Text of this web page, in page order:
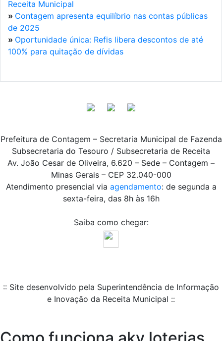
Receita Municipal
» Contagem apresenta equilíbrio nas contas públicas
de 2025
» Oportunidade única: Refis libera descontos de até
100% para quitação de dívidas
Prefeitura de Contagem – Secretaria Municipal de Fazenda
Subsecretaria do Tesouro / Subsecretaria de Receita
Av. João Cesar de Oliveira, 6.620 – Sede – Contagem –
Minas Gerais – CEP 32.040-000
Atendimento presencial via agendamento: de segunda a
sexta-feira, das 8h às 16h
Saiba como chegar:
:: Site desenvolvido pela Superintendência de Informação
e Inovação da Receita Municipal ::